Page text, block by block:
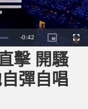
R
e
m
-0:42
P
i
c
u
F
u
擊 開騷
彈自唱